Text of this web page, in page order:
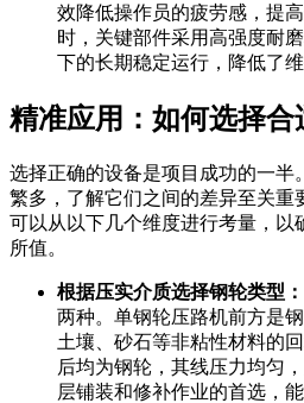
效降低操作员的疲劳感，提
时，关键部件采用高强度耐
下的长期稳定运行，降低了维
精准应用：如何选择
选择正确的设备是项目成功的一半
繁多，了解它们之间的差异至关重
可以从以下几个维度进行考量，以
所值。
根据压实介质选择钢轮类型：
两种。单钢轮压路机前方是
土壤、砂石等非粘性材料的
后均为钢轮，其线压力均匀
层铺装和修补作业的首选，